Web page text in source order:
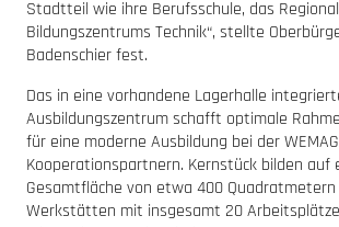
Stadtteil wie ihre Berufsschule, das
Bildungszentrums Technik“, stellte
Badenschier fest.
Das in eine vorhandene Lagerhalle
Ausbildungszentrum schafft optimale
für eine moderne Ausbildung bei der
Kooperationspartnern. Kernstück bilden auf
Gesamtfläche von etwa 400 Quadratmetern
Werkstätten mit insgesamt 20